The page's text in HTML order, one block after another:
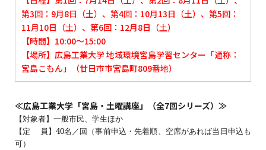
第3回：9月8日（土）、第4回：10月13日（土）、第5回：
11月10日（土）、第6回：12月8日（土）
【時間】10:00～15:00
【場所】広島工業大学 地域環境宮島学習センター「通称：
宮島こもん」（廿日市市宮島町809番地）
≪広島工業大学「宮島・土曜講座」（全7回シリーズ）≫
【対象者】一般市民、学生ほか
【定 員】40名／回（事前申込・先着順、空席があれば当日申込も
可）